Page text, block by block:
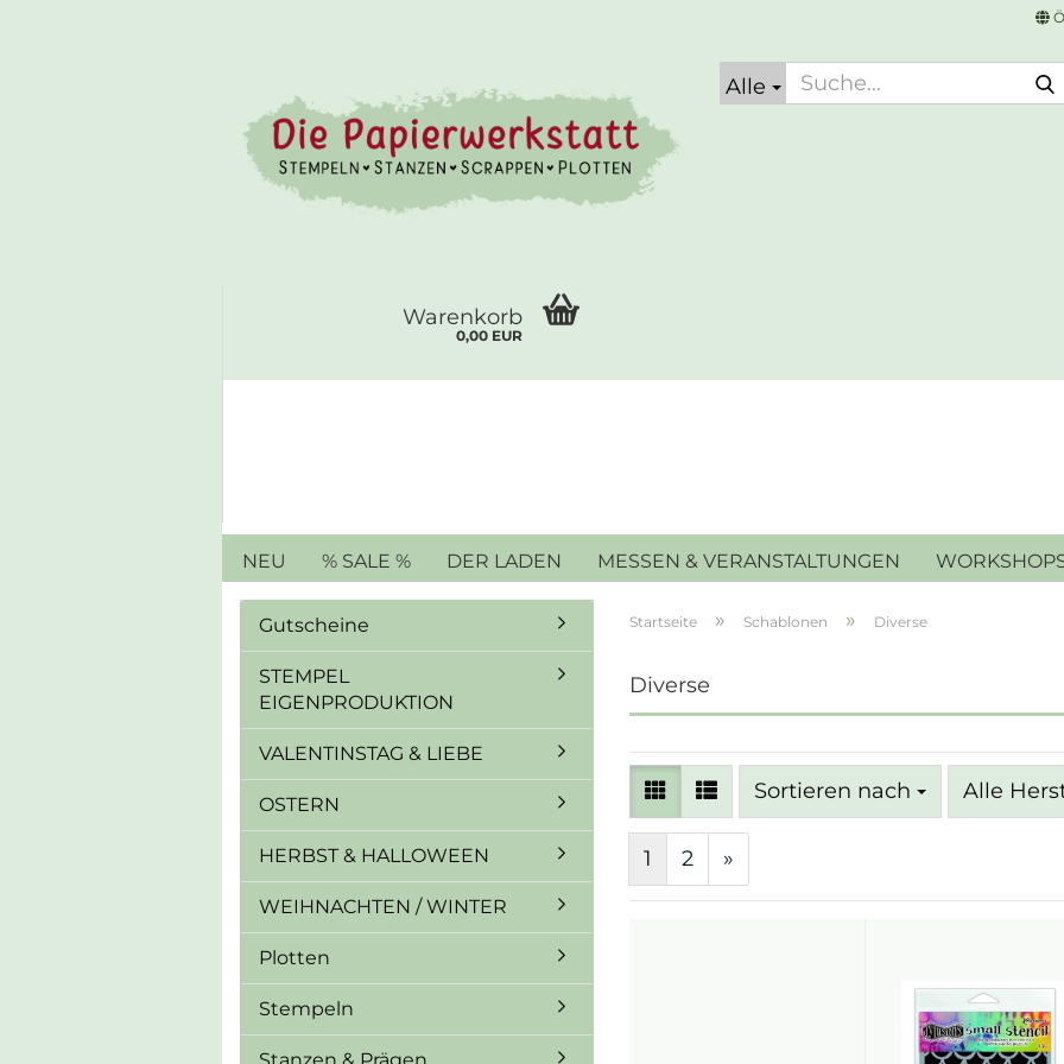
Alle
Warenkorb
0,00 EUR
NEU % SALE % DER LADEN MESSEN & VERANSTALTUNGEN
Startseite » Schablonen » Diverse
Diverse
Sortieren nach
Sortieren nach Alle
1 2 »
Gutscheine
STEMPEL
EIGENPRODUKTION
VALENTINSTAG & LIEBE
OSTERN
HERBST & HALLOWEEN
WEIHNACHTEN / WINTER
Plotten
Stempeln